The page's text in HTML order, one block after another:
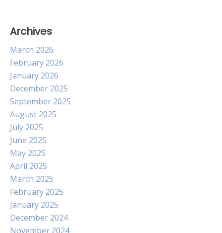
Archives
March 2026
February 2026
January 2026
December 2025
September 2025
August 2025
July 2025
June 2025
May 2025
April 2025
March 2025
February 2025
January 2025
December 2024
November 2024